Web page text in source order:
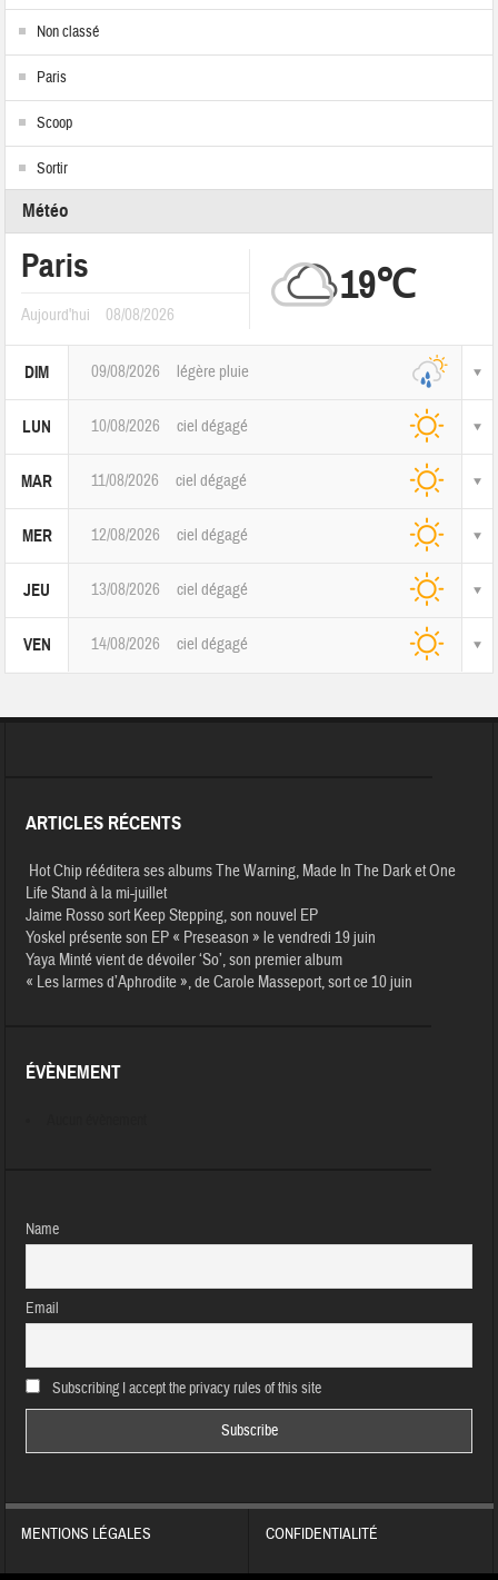
Non classé
Paris
Scoop
Sortir
Météo
Paris
Aujourd'hui 08/08/2026
19℃
DIM 09/08/2026 légère pluie
LUN 10/08/2026 ciel dégagé
MAR 11/08/2026 ciel dégagé
MER 12/08/2026 ciel dégagé
JEU 13/08/2026 ciel dégagé
VEN 14/08/2026 ciel dégagé
ARTICLES RÉCENTS
Hot Chip rééditera ses albums The Warning, Made In The Dark et One
Life Stand à la mi-juillet
Jaime Rosso sort Keep Stepping, son nouvel EP
Yoskel présente son EP « Preseason » le vendredi 19 juin
Yaya Minté vient de dévoiler ‘So’, son premier album
« Les larmes d’Aphrodite », de Carole Masseport, sort ce 10 juin
ÉVÈNEMENT
Name
Email
Subscribing I accept the privacy rules of this site
MENTIONS LÉGALES CONFIDENTIALITÉ